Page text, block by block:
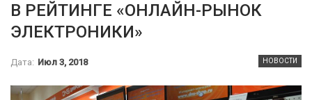
В РЕЙТИНГЕ «ОНЛАЙН-РЫНОК
ЭЛЕКТРОНИКИ»
НОВОСТИ
Дата: Июл 3, 2018